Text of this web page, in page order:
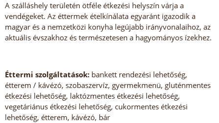
A szálláshely területén ötféle étkezési helyszín várja a
vendégeket. Az éttermek ételkínálata egyaránt igazodik a
magyar és a nemzetközi konyha legújabb irányvonalaihoz, az
aktuális évszakhoz és természetesen a hagyományos ízekhez.
Éttermi szolgáltatások: bankett rendezési lehetőség,
étterem / kávézó, szobaszervíz, gyermekmenü, gluténmentes
étkezési lehetőség, laktózmentes étkezési lehetőség,
vegetáriánus étkezési lehetőség, cukormentes étkezési
lehetőség, étterem, kávézó, bár